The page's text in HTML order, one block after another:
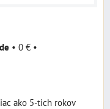
• 0 € •
ako 5-tich rokov